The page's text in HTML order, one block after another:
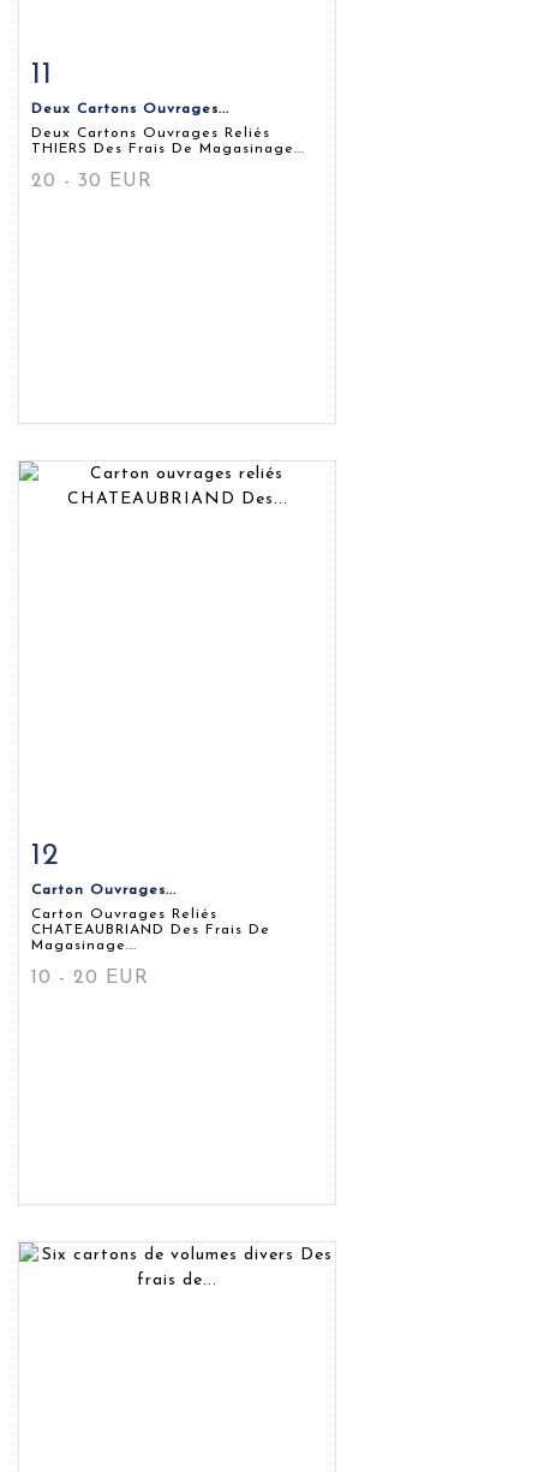
11
Deux Cartons Ouvrages...
Deux Cartons Ouvrages Reliés
THIERS Des Frais De Magasinage...
20 - 30 EUR
Fiche détaillée
12
Carton Ouvrages...
Carton Ouvrages Reliés
CHATEAUBRIAND Des Frais De
Magasinage...
10 - 20 EUR